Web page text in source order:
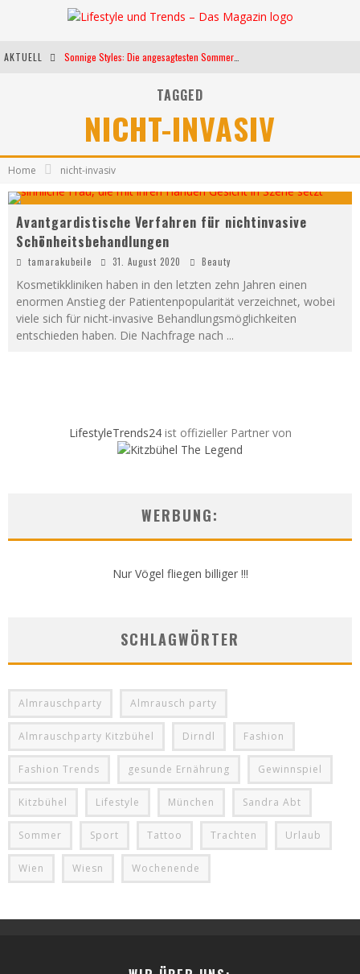
AKTUELL
Weltfrauentag - Eine Feier der Weiblichkeit
Kann unsere Ernährung das biologische Altern verlangsamen?
TAGGED
NICHT-INVASIV
Home nicht-invasiv
Avantgardistische Verfahren für nichtinvasive
Schönheitsbehandlungen
tamarakubeile 31. August 2020 Beauty
Kosmetikkliniken haben in den letzten zehn Jahren einen
enormen Anstieg der Patientenpopularität verzeichnet, wobei
viele sich für nicht-invasive Behandlungsmöglichkeiten
entschieden haben. Die Nachfrage nach ...
LifestyleTrends24ist offizieller Partner von
WERBUNG:
Nur Vögel fliegen billiger !!!
SCHLAGWÖRTER
Almrauschparty Almrausch party
Almrauschparty Kitzbühel Dirndl Fashion
Fashion Trends gesunde Ernährung Gewinnspiel
Kitzbühel Lifestyle München Sandra Abt
Sommer Sport Tattoo Trachten Urlaub
Wien Wiesn Wochenende